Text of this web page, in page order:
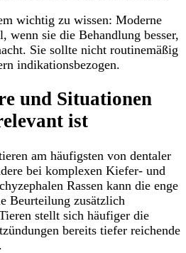
wichtig zu wissen: Moderne
wenn sie die Behandlung besser,
Sie sollte nicht routinemäßig
indikationsbezogen.
und Situationen
ist
am häufigsten von dentaler
bei komplexen Kiefer- und
Rassen kann die enge
Beurteilung zusätzlich
stellt sich häufiger die
bereits tiefer reichende